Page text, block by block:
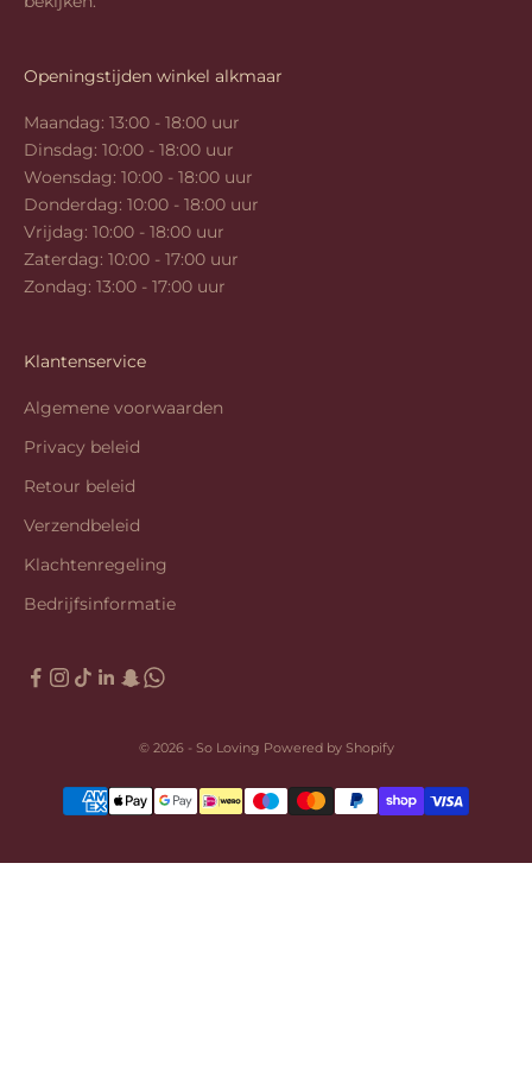
Openingstijden winkel alkmaar
Maandag: 13:00 - 18:00 uur
Dinsdag: 10:00 - 18:00 uur
Woensdag: 10:00 - 18:00 uur
Donderdag: 10:00 - 18:00 uur
Vrijdag: 10:00 - 18:00 uur
Zaterdag: 10:00 - 17:00 uur
Zondag: 13:00 - 17:00 uur
Klantenservice
Algemene voorwaarden
Privacy beleid
Retour beleid
Verzendbeleid
Klachtenregeling
Bedrijfsinformatie
© 2026 - So Loving Powered by Shopify